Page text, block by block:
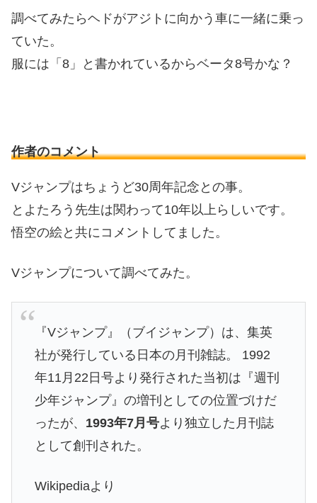
調べてみたらヘドがアジトに向かう車に一緒に乗っ
ていた。
服には「8」と書かれているからベータ8号かな？
作者のコメント
Vジャンプはちょうど30周年記念との事。
とよたろう先生は関わって10年以上らしいです。
悟空の絵と共にコメントしてました。
Vジャンプについて調べてみた。
『Vジャンプ』（ブイジャンプ）は、集英
社が発行している日本の月刊雑誌。 1992
年11月22日号より発行された当初は『週刊
少年ジャンプ』の増刊としての位置づけだ
ったが、 1993年7月号より独立した月刊誌
として創刊された。
Wikipediaより